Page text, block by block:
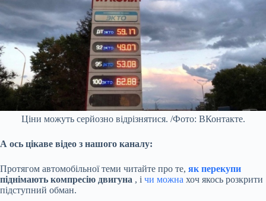
Ціни можуть серйозно відрізнятися. /Фото: ВКонтакте.
А ось цікаве відео з нашого каналу:
Протягом автомобільної теми читайте про те, як перекупи
піднімають компресію двигуна , і чи можна хоч якось розкрити
підступний обман.